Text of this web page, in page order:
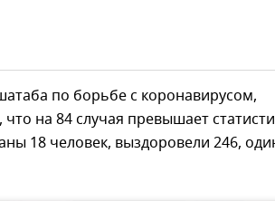
по борьбе с коронавирусом,
на 84 случая превышает
18 человек, выздоровели 246,